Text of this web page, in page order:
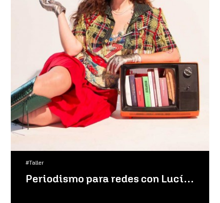
#Taller
Periodismo para redes con Lucía Levy